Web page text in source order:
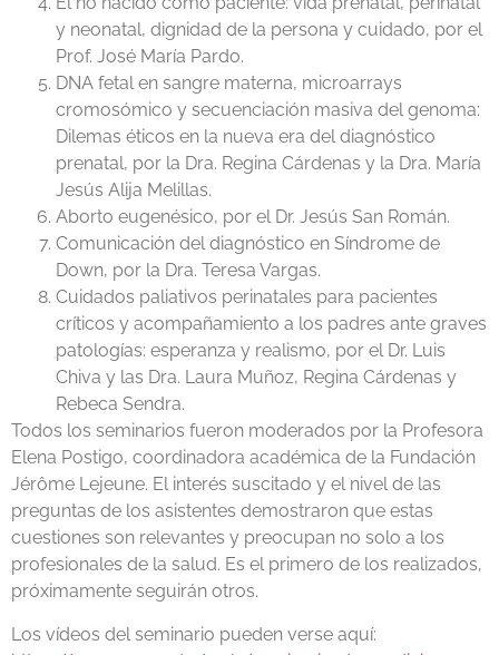
y neonatal, dignidad de la persona y cuidado, por el
Prof. José María Pardo.
DNA fetal en sangre materna, microarrays
cromosómico y secuenciación masiva del genoma:
Dilemas éticos en la nueva era del diagnóstico
prenatal, por la Dra. Regina Cárdenas y la Dra. María
Jesús Alija Melillas.
Aborto eugenésico, por el Dr. Jesús San Román.
Comunicación del diagnóstico en Síndrome de
Down, por la Dra. Teresa Vargas.
Cuidados paliativos perinatales para pacientes
críticos y acompañamiento a los padres ante graves
patologías: esperanza y realismo, por el Dr. Luis
Chiva y las Dra. Laura Muñoz, Regina Cárdenas y
Rebeca Sendra.
Todos los seminarios fueron moderados por la Profesora
Elena Postigo, coordinadora académica de la Fundación
Jérôme Lejeune. El interés suscitado y el nivel de las
preguntas de los asistentes demostraron que estas
cuestiones son relevantes y preocupan no solo a los
profesionales de la salud. Es el primero de los realizados,
próximamente seguirán otros.
Los vídeos del seminario pueden verse aquí: